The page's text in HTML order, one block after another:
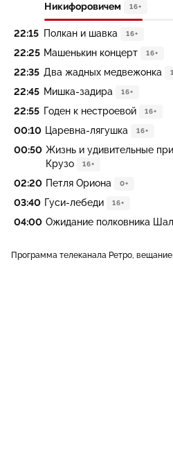
Никифоровичем
16+
22:15 Полкан и шавка 16+
22:25 Машенькин концерт 16+
22:35 Два жадных медвежонка
22:45 Мишка-задира 16+
22:55 Годен к нестроевой 16+
00:10 Царевна-лягушка 16+
00:50 Жизнь и удивительные
Крузо
16+
02:20 Петля Ориона 0+
03:40 Гуси-лебеди 16+
04:00 Ожидание полковника
Программа телеканала Ретро,